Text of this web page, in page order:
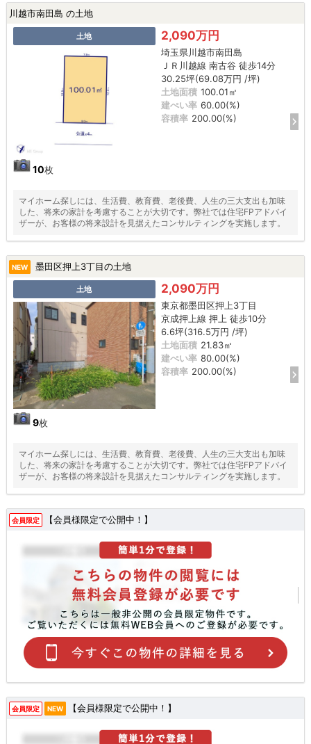
川越市南田島 の土地
土地
10枚
2,090万円
埼玉県川越市南田島
ＪＲ川越線 南古谷 徒歩14分
30.25坪(69.08万円 /坪)
土地面積 100.01㎡
建ぺい率 60.00(%)
容積率 200.00(%)
マイホーム探しには、生活費、教育費、老後費、人生の三大支出も加味
した、将来の家計を考慮することが大切です。弊社では住宅FPアドバイ
ザーが、お客様の将来設計を見据えたコンサルティングを実施します。
NEW 墨田区押上3丁目の土地
土地
9枚
2,090万円
東京都墨田区押上3丁目
京成押上線 押上 徒歩10分
6.6坪(316.5万円 /坪)
土地面積 21.83㎡
建ぺい率 80.00(%)
容積率 200.00(%)
マイホーム探しには、生活費、教育費、老後費、人生の三大支出も加味
した、将来の家計を考慮することが大切です。弊社では住宅FPアドバイ
ザーが、お客様の将来設計を見据えたコンサルティングを実施します。
会員限定 【会員様限定で公開中！】
会員限定 NEW 【会員様限定で公開中！】